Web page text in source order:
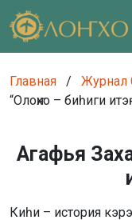
Главная / Журнал
“Олоҥхо – биһиги
Агафья
Киһи – история